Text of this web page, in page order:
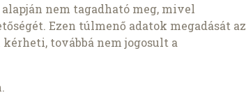
nem tagadható meg, mivel
Ezen túlmenő adatok megadását az
továbbá nem jogosult a